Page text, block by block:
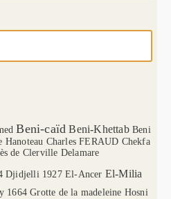
Beni-caïd Beni-Khettab Beni
Hanoteau Charles FERAUD Chekfa
de Clerville Delamare
Djidjelli 1927 El-Ancer El-Milia
1664 Grotte de la madeleine Hosni